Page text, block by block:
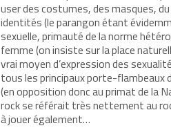
user des costumes, des masques,
identités (le parangon étant
sexuelle, primauté de la norme
femme (on insiste sur la place
vrai moyen d’expression des
tous les principaux porte-flambeaux
(en opposition donc au primat de la
rock se référait très nettement au
à jouer également…